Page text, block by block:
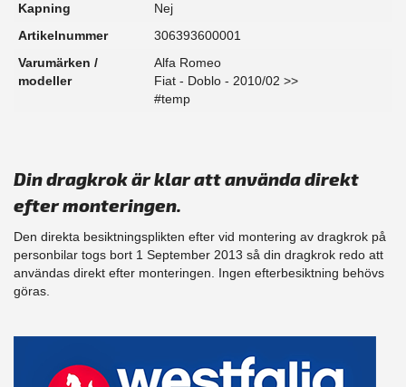
Kapning
Nej
Artikelnummer
306393600001
Varumärken /
modeller
Alfa Romeo
Fiat - Doblo - 2010/02 >>
#temp
Din dragkrok är klar att använda direkt
efter monteringen.
Den direkta besiktningsplikten efter vid montering av dragkrok på
personbilar togs bort 1 September 2013 så din dragkrok redo att
användas direkt efter monteringen. Ingen efterbesiktning behövs
göras.